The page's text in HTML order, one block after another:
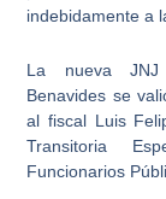
indebidamente a
La nuevaJNJ
Benavides se
al fiscal Luis
Transitoria
Funcionarios